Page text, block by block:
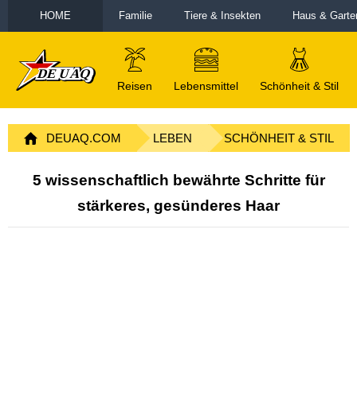
HOME Familie Tiere & Insekten Haus &
Reisen Lebensmittel Schönheit & Stil
DEUAQ.COM LEBEN SCHÖNHEIT & STIL
5 wissenschaftlich bewährte Schritte für
stärkeres, gesünderes Haar